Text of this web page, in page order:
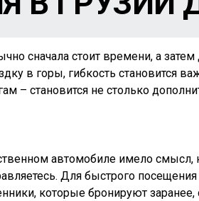
сначала стоит времени, а
в горы, гибкость становится
– становится не столько
автомобиле имело
Для быстрого
которые бронируют